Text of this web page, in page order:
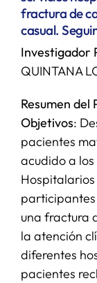
PROYECTOS/
SERVICIOS
APOYO I+D+I
fractura de
casual.
Investigador
QUINTANA
Resumen del
Objetivos:
pacientes
acudido a los
una fractura
la atención
diferentes
pacientes